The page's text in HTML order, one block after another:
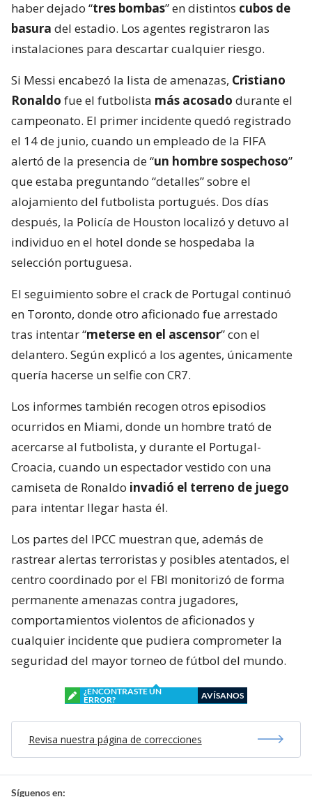
haber dejado “tres bombas” en distintos cubos de
basura del estadio. Los agentes registraron las
instalaciones para descartar cualquier riesgo.
Si Messi encabezó la lista de amenazas, Cristiano
Ronaldo fue el futbolista más acosado durante el
campeonato. El primer incidente quedó registrado
el 14 de junio, cuando un empleado de la FIFA
alertó de la presencia de “un hombre sospechoso”
que estaba preguntando “detalles” sobre el
alojamiento del futbolista portugués. Dos días
después, la Policía de Houston localizó y detuvo al
individuo en el hotel donde se hospedaba la
selección portuguesa.
El seguimiento sobre el crack de Portugal continuó
en Toronto, donde otro aficionado fue arrestado
tras intentar “meterse en el ascensor” con el
delantero. Según explicó a los agentes, únicamente
quería hacerse un selfie con CR7.
Los informes también recogen otros episodios
ocurridos en Miami, donde un hombre trató de
acercarse al futbolista, y durante el Portugal-
Croacia, cuando un espectador vestido con una
camiseta de Ronaldo invadió el terreno de juego
para intentar llegar hasta él.
Los partes del IPCC muestran que, además de
rastrear alertas terroristas y posibles atentados, el
centro coordinado por el FBI monitorizó de forma
permanente amenazas contra jugadores,
comportamientos violentos de aficionados y
cualquier incidente que pudiera comprometer la
seguridad del mayor torneo de fútbol del mundo.
¿ENCONTRASTE UN
ERROR?
AVÍSANOS
Revisa nuestra página de correcciones
Síguenos en: